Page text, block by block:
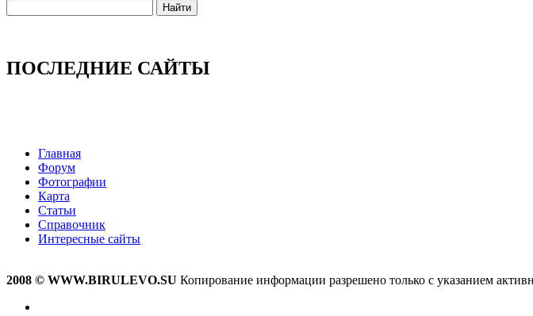
ПОСЛЕДНИЕ САЙТЫ
Главная
Форум
Фотографии
Карта
Статьи
Справочник
Интересные сайты
2008 © WWW.BIRULEVO.SU Копирование информации разрешено только с указанием